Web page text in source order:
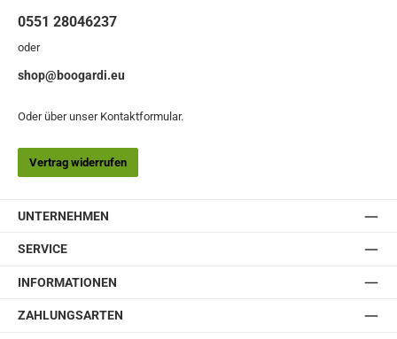
0551 28046237
oder
shop@boogardi.eu
Oder über unser Kontaktformular.
Vertrag widerrufen
UNTERNEHMEN
SERVICE
INFORMATIONEN
ZAHLUNGSARTEN